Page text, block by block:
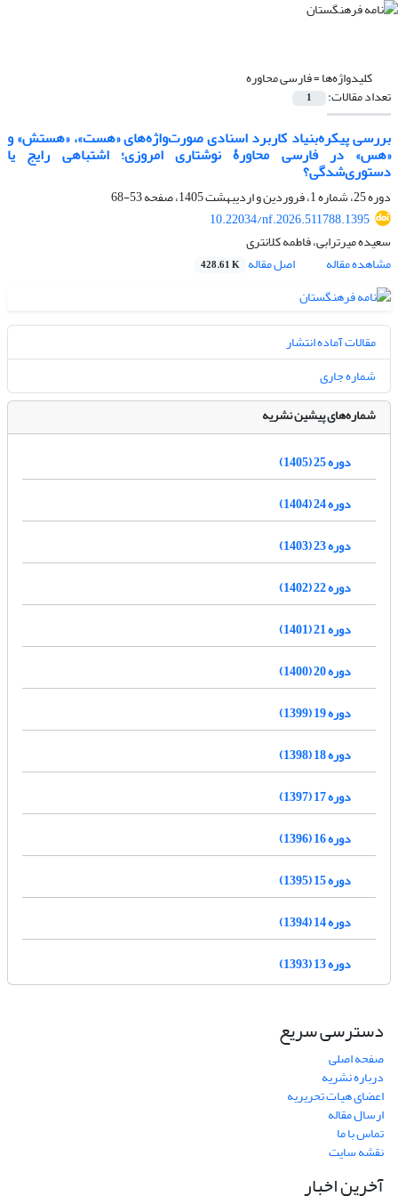
کلیدواژه‌ها =فارسی محاوره
تعداد مقالات: 1
بررسی پیکره‌بنیاد کاربرد اسنادی صورت‌واژه‌های «هست»، «هستش» و
«هس» در فارسی محاورۀ نوشتاری امروزی؛ اشتباهی رایج یا
دستوری‌شدگی؟
دوره 25، شماره 1، فروردین و اردیبهشت 1405، صفحه
53-68
10.22034/nf.2026.511788.1395
سعیده میرترابی، فاطمه کلانتری
مشاهده مقاله
اصل مقاله 428.61 K
مقالات آماده انتشار
شماره جاری
شماره‌های پیشین نشریه
دوره 25 (1405)
دوره 24 (1404)
دوره 23 (1403)
دوره 22 (1402)
دوره 21 (1401)
دوره 20 (1400)
دوره 19 (1399)
دوره 18 (1398)
دوره 17 (1397)
دوره 16 (1396)
دوره 15 (1395)
دوره 14 (1394)
دوره 13 (1393)
دسترسی سریع
صفحه اصلی
درباره نشریه
اعضای هیات تحریریه
ارسال مقاله
تماس با ما
نقشه سایت
آخرین اخبار